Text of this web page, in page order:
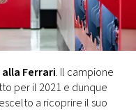
Ferrari. Il campione
per il 2021 e dunque
a ricoprire il suo